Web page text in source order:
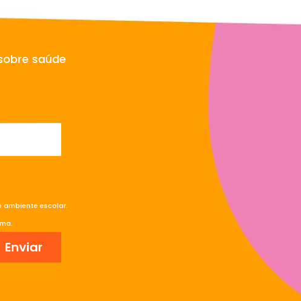
saúde
ambiente escolar.